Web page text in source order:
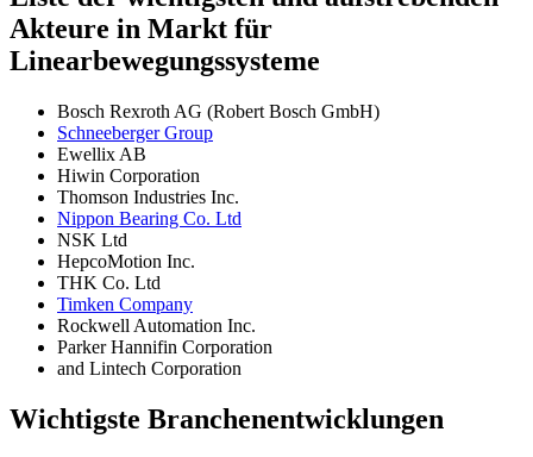
Akteure in Markt für
Linearbewegungssysteme
Bosch Rexroth AG (Robert Bosch GmbH)
Schneeberger Group
Ewellix AB
Hiwin Corporation
Thomson Industries Inc.
Nippon Bearing Co. Ltd
NSK Ltd
HepcoMotion Inc.
THK Co. Ltd
Timken Company
Rockwell Automation Inc.
Parker Hannifin Corporation
and Lintech Corporation
Wichtigste Branchenentwicklungen